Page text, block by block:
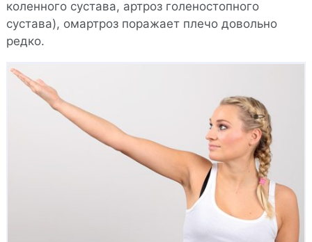
коленного сустава, артроз голеностопного
сустава), омартроз поражает плечо довольно
редко.